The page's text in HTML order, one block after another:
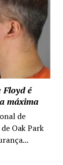
Floyd é
máxima
de
Oak Park